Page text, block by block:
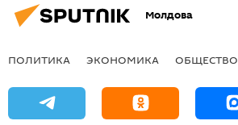
Молдова
ПОЛИТИКА ЭКОНОМИКА ОБЩЕСТВО